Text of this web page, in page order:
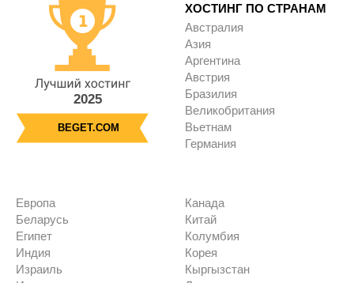
2025
BEGET.COM
ХОСТИНГ ПО СТРАНАМ
Австралия
Азия
Аргентина
Австрия
Бразилия
Великобритания
Вьетнам
Германия
Европа
Беларусь
Египет
Индия
Израиль
Канада
Китай
Колумбия
Корея
Кыргызстан